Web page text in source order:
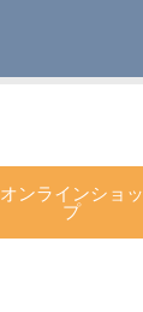
オンラインショッ
プ